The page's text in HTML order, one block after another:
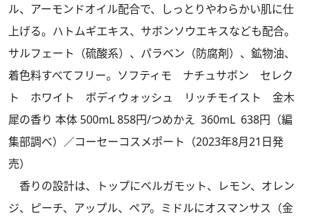
ル、アーモンドオイル配合で、しっとりやわらかい肌に仕
上げる。ハトムギエキス、サボンソウエキスなども配合。
サルフェート（硫酸系）、パラベン（防腐剤）、鉱物油、
着色料すべてフリー。ソフティモ ナチュサボン セレク
ト ホワイト ボディウォッシュ リッチモイスト 金木
犀の香り 本体 500mL 858円/つめかえ 360mL 638円（編
集部調べ）／コーセーコスメポート（2023年8月21日発
売）
香りの設計は、トップにベルガモット、レモン、オレン
ジ、ピーチ、アップル、ペア。ミドルにオスマンサス（金